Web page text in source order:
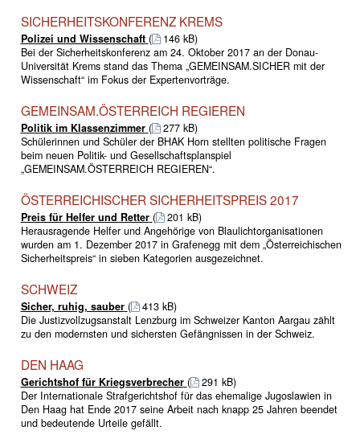
SICHERHEITSKONFERENZ KREMS
Polizei und Wissenschaft (
146 kB)
Bei der Sicherheitskonferenz am 24. Oktober 2017 an der Donau-
Universität Krems stand das Thema „GEMEINSAM.SICHER mit der
Wissenschaft“ im Fokus der Expertenvorträge.
GEMEINSAM.ÖSTERREICH REGIEREN
Politik im Klassenzimmer (
277 kB)
Schülerinnen und Schüler der BHAK Horn stellten politische Fragen
beim neuen Politik- und Gesellschaftsplanspiel
„GEMEINSAM.ÖSTERREICH REGIEREN“.
ÖSTERREICHISCHER SICHERHEITSPREIS 2017
Preis für Helfer und Retter (
201 kB)
Herausragende Helfer und Angehörige von Blaulichtorganisationen
wurden am 1. Dezember 2017 in Grafenegg mit dem „Österreichischen
Sicherheitspreis“ in sieben Kategorien ausgezeichnet.
SCHWEIZ
Sicher, ruhig, sauber (
413 kB)
Die Justizvollzugsanstalt Lenzburg im Schweizer Kanton Aargau zählt
zu den modernsten und sichersten Gefängnissen in der Schweiz.
DEN HAAG
Gerichtshof für Kriegsverbrecher (
291 kB)
Der Internationale Strafgerichtshof für das ehemalige Jugoslawien in
Den Haag hat Ende 2017 seine Arbeit nach knapp 25 Jahren beendet
und bedeutende Urteile gefällt.